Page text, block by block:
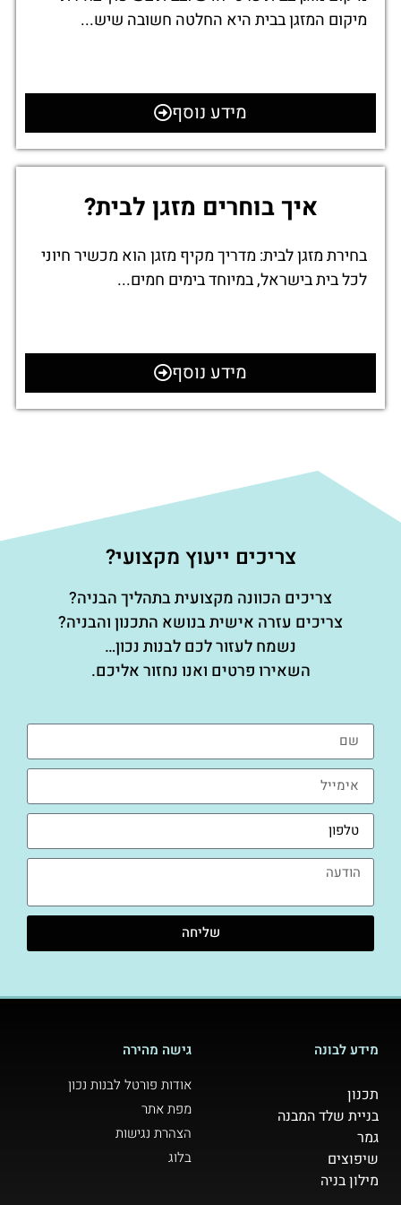
מיקום המזגן בבית היא החלטה חשובה שיש...
מידע נוסף
איך בוחרים מזגן לבית?
בחירת מזגן לבית: מדריך מקיף מזגן הוא מכשיר חיוני
לכל בית בישראל, במיוחד בימים חמים...
מידע נוסף
צריכים ייעוץ מקצועי?
צריכים הכוונה מקצועית בתהליך הבניה?
צריכים עזרה אישית בנושא התכנון והבניה?
נשמח לעזור לכם לבנות נכון…
השאירו פרטים ואנו נחזור אליכם.
שליחה
מידע לבונה
תכנון
בניית שלד המבנה
גמר
שיפוצים
מילון בניה
גישה מהירה
אודות פורטל לבנות נכון
מפת אתר
הצהרת נגישות
בלוג